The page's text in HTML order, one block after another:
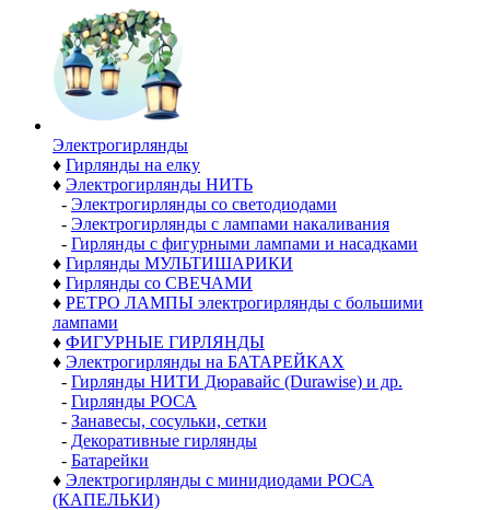
Электро­гирлянды
♦ Гирлянды на елку
♦ Электрогирлянды НИТЬ
- Электрогирлянды со светодиодами
- Электрогирлянды с лампами накаливания
- Гирлянды с фигурными лампами и насадками
♦ Гирлянды МУЛЬТИШАРИКИ
♦ Гирлянды со СВЕЧАМИ
♦ РЕТРО ЛАМПЫ электрогирлянды с большими
лампами
♦ ФИГУРНЫЕ ГИРЛЯНДЫ
♦ Электрогирлянды на БАТАРЕЙКАХ
- Гирлянды НИТИ Дюравайс (Durawise) и др.
- Гирлянды РОСА
- Занавесы, сосульки, сетки
- Декоративные гирлянды
- Батарейки
♦ Электрогирлянды с минидиодами РОСА
(КАПЕЛЬКИ)